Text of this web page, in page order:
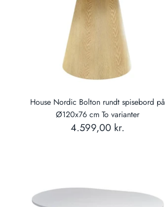
House Nordic Bolton rundt spisebord på
Ø120x76 cm To varianter
4.599,00 kr.